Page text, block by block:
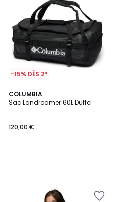
-15% DÈS 2*
COLUMBIA
Sac Landroamer 60L Duffel
120,00 €